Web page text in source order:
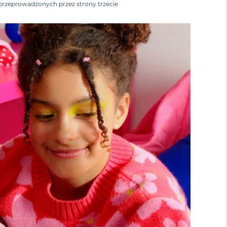
przez strony trzecie